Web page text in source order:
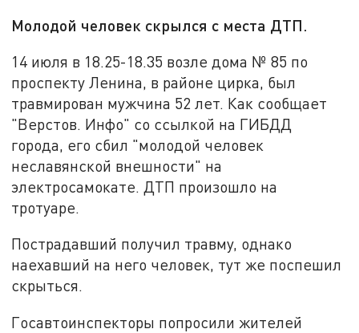
Молодой человек скрылся с места ДТП.
14 июля в 18.25-18.35 возле дома № 85 по
проспекту Ленина, в районе цирка, был
травмирован мужчина 52 лет. Как сообщает
"Верстов. Инфо" со ссылкой на ГИБДД
города, его сбил "молодой человек
неславянской внешности" на
электросамокате. ДТП произошло на
тротуаре.
Пострадавший получил травму, однако
наехавший на него человек, тут же поспешил
скрыться.
Госавтоинспекторы попросили жителей